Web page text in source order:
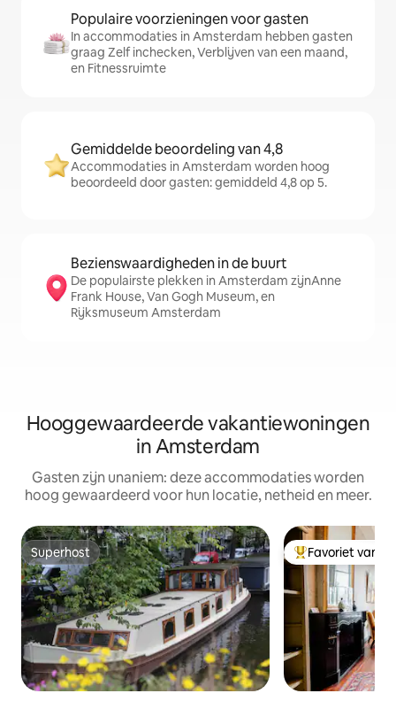
Populaire voorzieningen voor gasten
In accommodaties in Amsterdam hebben gasten
graag Zelf inchecken, Verblijven van een maand,
en Fitnessruimte
Gemiddelde beoordeling van 4,8
Accommodaties in Amsterdam worden hoog
beoordeeld door gasten: gemiddeld 4,8 op 5.
Bezienswaardigheden in de buurt
De populairste plekken in Amsterdam zijnAnne
Frank House, Van Gogh Museum, en
Rijksmuseum Amsterdam
Hooggewaardeerde vakantiewoningen
in Amsterdam
Gasten zijn unaniem: deze accommodaties worden
hoog gewaardeerd voor hun locatie, netheid en meer.
Superhost
Superhost Topfavoriet van
Favoriet van